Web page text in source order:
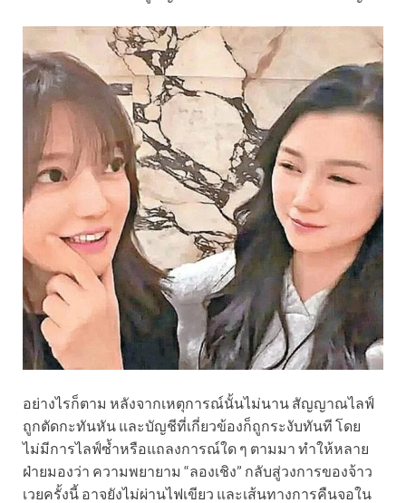
อย่างไรก็ตาม หลังจากเหตุการณ์นั้นไม่นาน สัญญาณไลฟ์
ถูกตัดกะทันหัน และบัญชีที่เกี่ยวข้องก็ถูกระงับทันที โดย
ไม่มีการไลฟ์ซ้ำหรือแถลงการณ์ใด ๆ ตามมา ทำให้หลาย
ฝ่ายมองว่า ความพยายาม “ลองเชิง” กลับสู่วงการของจ้าว
เวยครั้งนี้ อาจยังไม่ผ่านไฟเขียว และเส้นทางการคืนจอใน